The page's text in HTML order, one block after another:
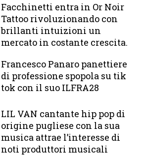
Facchinetti entra in Or Noir
Tattoo rivoluzionando con
brillanti intuizioni un
mercato in costante crescita.
Francesco Panaro panettiere
di professione spopola su tik
tok con il suo ILFRA28
LIL VAN cantante hip pop di
origine pugliese con la sua
musica attrae l’interesse di
noti produttori musicali